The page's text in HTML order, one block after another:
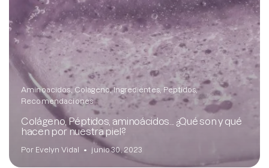
Aminoacidos Colageno Ingredientes Peptidos
Recomendaciones
Colágeno, Péptidos, aminoácidos... ¿Qué son y qué
hacen por nuestra piel?
Por Evelyn Vidal junio 30, 2023